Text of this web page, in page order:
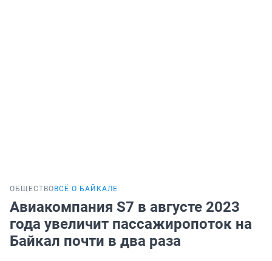
ОБЩЕСТВО ВСЁ О БАЙКАЛЕ
Авиакомпания S7 в августе 2023
года увеличит пассажиропоток на
Байкал почти в два раза